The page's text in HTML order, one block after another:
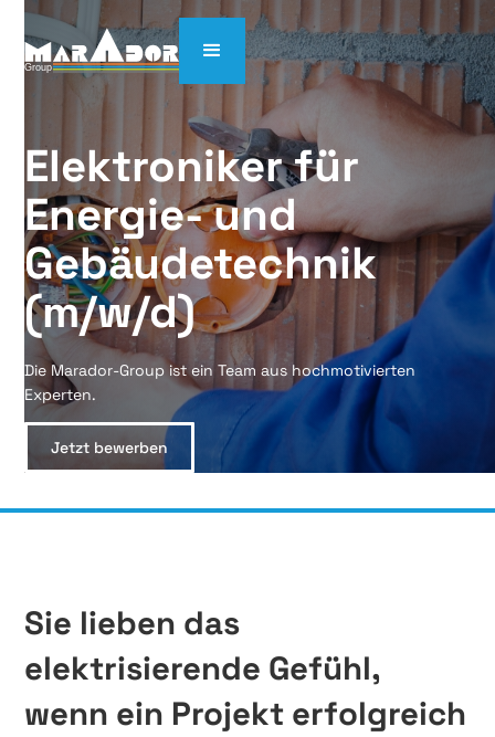
Elektroniker für
Energie- und
Gebäudetechnik
(m/w/d)
Die Marador-Group ist ein Team aus hochmotivierten
Experten.
Jetzt bewerben
Sie lieben das
elektrisierende Gefühl,
wenn ein Projekt erfolgreich